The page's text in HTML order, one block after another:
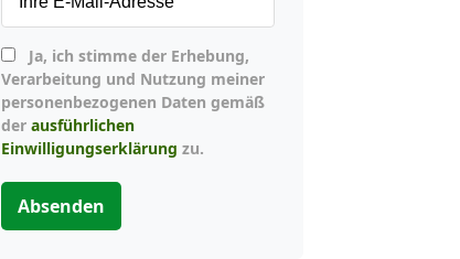
Verarbeitung und Nutzung meiner
personenbezogenen Daten gemäß
der ausführlichen
Einwilligungserklärung zu.
Absenden